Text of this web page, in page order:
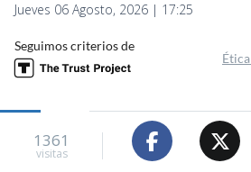
Jueves 06 Agosto, 2026 | 17:25
Seguimos criterios de
1361
visitas